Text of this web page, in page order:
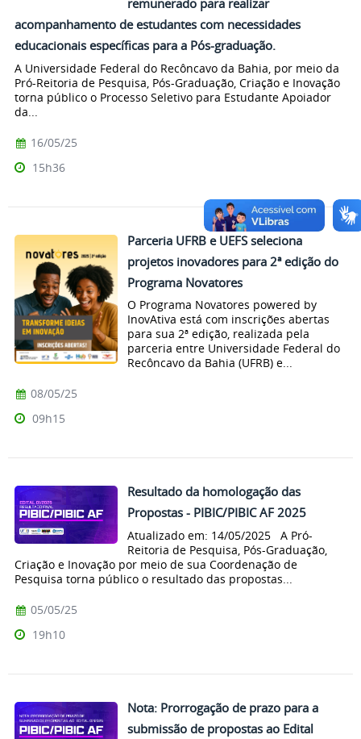
acompanhamento de estudantes com necessidades
educacionais específicas para a Pós-graduação.
A Universidade Federal do Recôncavo da Bahia, por meio da
Pró-Reitoria de Pesquisa, Pós-Graduação, Criação e Inovação
torna público o Processo Seletivo para Estudante Apoiador
da...
16/05/25
15h36
Parceria UFRB e UEFS seleciona
projetos inovadores para 2ª edição do
Programa Novatores
O Programa Novatores powered by
InovAtiva está com inscrições abertas
para sua 2ª edição, realizada pela
parceria entre Universidade Federal do
Recôncavo da Bahia (UFRB) e...
08/05/25
09h15
Resultado da homologação das
Propostas - PIBIC/PIBIC AF 2025
Atualizado em: 14/05/2025 A Pró-
Reitoria de Pesquisa, Pós-Graduação,
Criação e Inovação por meio de sua Coordenação de
Pesquisa torna público o resultado das propostas...
05/05/25
19h10
Nota: Prorrogação de prazo para a
submissão de propostas ao Edital